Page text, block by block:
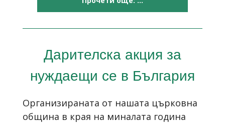
Дарителска акция за
нуждаещи се в България
Организираната от нашата църковна
община в края на миналата година